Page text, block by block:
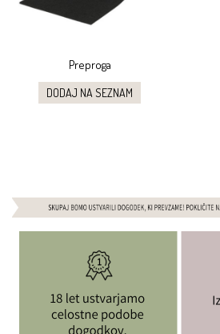
Preproga
DODAJ NA SEZNAM